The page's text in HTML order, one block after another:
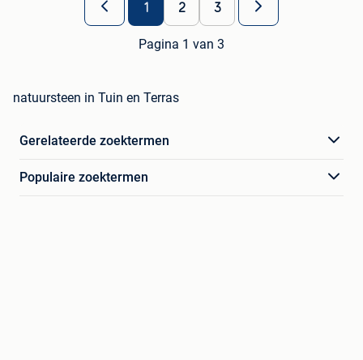
1 2 3
Pagina 1 van 3
natuursteen in Tuin en Terras
Gerelateerde zoektermen
Populaire zoektermen